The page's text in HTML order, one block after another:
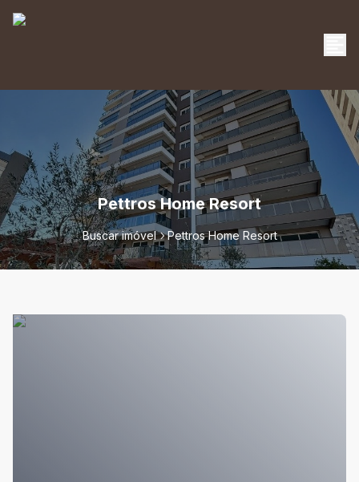
Pettros Home Resort
Buscar imóvel Pettros Home Resort